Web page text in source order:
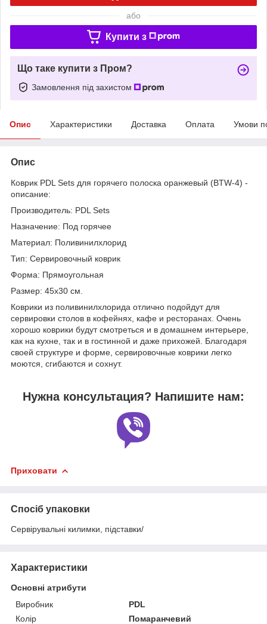
або
Купити з
Що таке купити з Пром?
Замовлення під захистом
Опис Характеристики Доставка Оплата Умови
Опис
Коврик PDL Sets для горячего полоска оранжевый (BTW-4) -
описание:
Производитель: PDL Sets
Назначение: Под горячее
Материал: Поливинилхлорид
Тип: Сервировочный коврик
Форма: Прямоугольная
Размер: 45х30 см.
Коврики из поливинилхлорида отлично подойдут для
сервировки столов в кофейнях, кафе и ресторанах. Очень
хорошо коврики будут смотреться и в домашнем интерьере,
как на кухне, так и в гостинной и даже прихожей. Благодаря
своей структуре и форме, сервировочные коврики легко
моются, сгибаются и сохнут.
Нужна консультация? Напишите нам:
Приховати
Спосіб упаковки
Сервірувальні килимки, підставки/
Характеристики
Основні атрибути
Виробник
PDL
Колір
Помаранчевий